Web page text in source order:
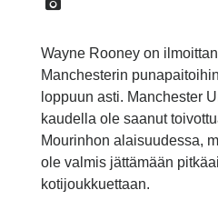
Wayne Rooney on
Manchesterin
loppuun asti. Manchester
kaudella ole saanut
Mourinhon alaisuudessa,
ole valmis jättämään
kotijoukkuettaan.